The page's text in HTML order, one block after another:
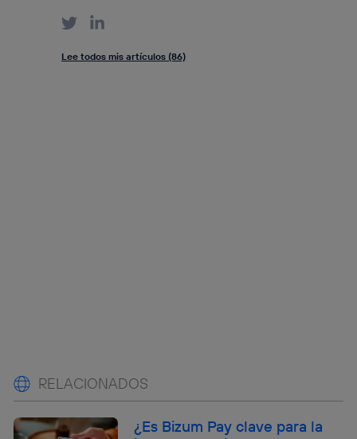
Lee todos mis artículos (86)
RELACIONADOS
¿Es Bizum Pay clave para la